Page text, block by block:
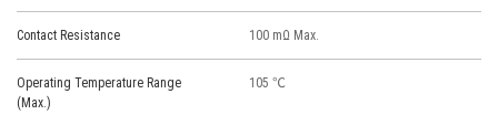
Contact Resistance 100 mΩ Max.
Operating Temperature Range
(Max.)
105 ℃